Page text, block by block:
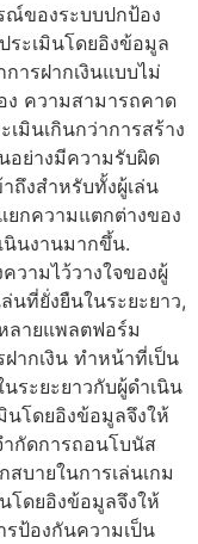
ณ์ของระบบปกป้อง
ระเมินโดยอิงข้อมูล
ารฝากเงินแบบไม่
ง ความสามารถคาด
เมินเกินกว่าการสร้าง
อย่างมีความรับผิด
ถึงสำหรับทั้งผู้เล่น
ยกความแตกต่างของ
นินงานมากขึ้น.
วามไว้วางใจของผู้
นที่ยั่งยืนในระยะยาว,
ลายแพลตฟอร์ม
ากเงิน ทำหน้าที่เป็น
ระยะยาวกับผู้ดำเนิน
นโดยอิงข้อมูลจึงให้
กัดการถอนโบนัส
บายในการเล่นเกม
โดยอิงข้อมูลจึงให้
ป้องกันความเป็น